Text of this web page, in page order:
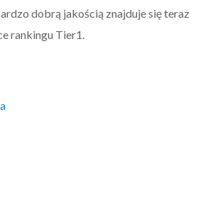
dobrą jakością znajduje się teraz
rankingu Tier1.